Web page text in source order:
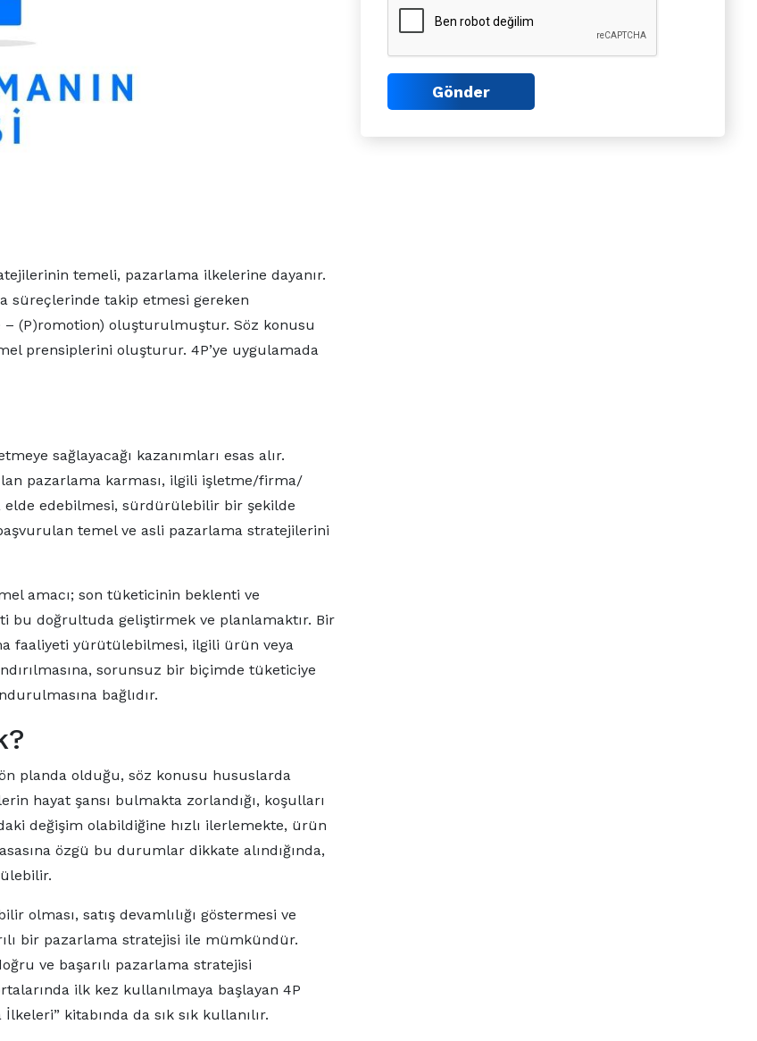
temeli, pazarlama ilkelerine dayanır.
süreçlerinde takip etmesi gereken
(P)romotion) oluşturulmuştur. Söz konusu
prensiplerini oluşturur. 4P’ye uygulamada
sağlayacağı kazanımları esas alır.
pazarlama karması, ilgili işletme/firma/
edebilmesi, sürdürülebilir bir şekilde
temel ve asli pazarlama stratejilerini
amacı; son tüketicinin beklenti ve
bu doğrultuda geliştirmek ve planlamaktır. Bir
faaliyeti yürütülebilmesi, ilgili ürün veya
sorunsuz bir biçimde tüketiciye
bağlıdır.
planda olduğu, söz konusu hususlarda
hayat şansı bulmakta zorlandığı, koşulları
değişim olabildiğine hızlı ilerlemekte, ürün
özgü bu durumlar dikkate alındığında,
satış devamlılığı göstermesi ve
bir pazarlama stratejisi ile mümkündür.
ve başarılı pazarlama stratejisi
ilk kez kullanılmaya başlayan 4P
kitabında da sık sık kullanılır.
Gönder